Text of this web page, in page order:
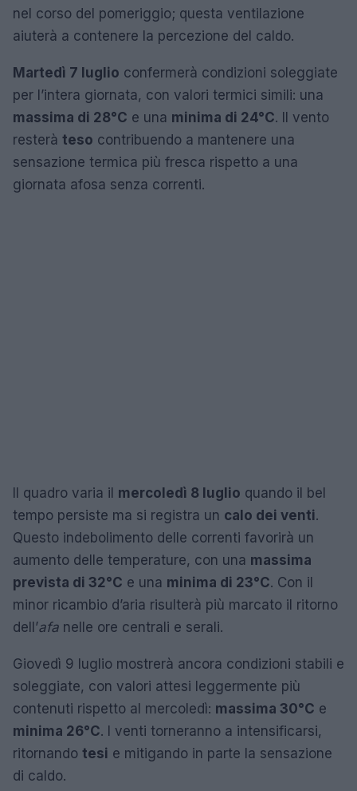
nel corso del pomeriggio; questa ventilazione
aiuterà a contenere la percezione del caldo.
Martedì 7 luglio confermerà condizioni soleggiate
per l’intera giornata, con valori termici simili: una
massima di 28°C e una minima di 24°C. Il vento
resterà teso contribuendo a mantenere una
sensazione termica più fresca rispetto a una
giornata afosa senza correnti.
Il quadro varia il mercoledì 8 luglio quando il bel
tempo persiste ma si registra un calo dei venti.
Questo indebolimento delle correnti favorirà un
aumento delle temperature, con una massima
prevista di 32°C e una minima di 23°C. Con il
minor ricambio d’aria risulterà più marcato il ritorno
dell’afa nelle ore centrali e serali.
Giovedì 9 luglio mostrerà ancora condizioni stabili e
soleggiate, con valori attesi leggermente più
contenuti rispetto al mercoledì: massima 30°C e
minima 26°C. I venti torneranno a intensificarsi,
ritornando tesi e mitigando in parte la sensazione
di caldo.